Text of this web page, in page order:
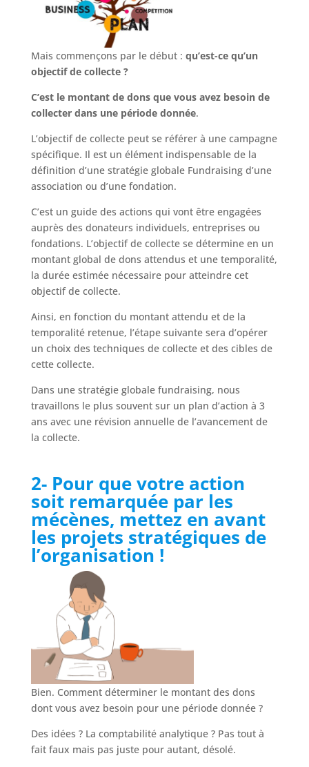
Mais commençons par le début : qu’est-ce qu’un
objectif de collecte ?
C’est le montant de dons que vous avez besoin de
collecter dans une période donnée.
L’objectif de collecte peut se référer à une campagne
spécifique. Il est un élément indispensable de la
définition d’une stratégie globale Fundraising d’une
association ou d’une fondation.
C’est un guide des actions qui vont être engagées
auprès des donateurs individuels, entreprises ou
fondations. L’objectif de collecte se détermine en un
montant global de dons attendus et une temporalité,
la durée estimée nécessaire pour atteindre cet
objectif de collecte.
Ainsi, en fonction du montant attendu et de la
temporalité retenue, l’étape suivante sera d’opérer
un choix des techniques de collecte et des cibles de
cette collecte.
Dans une stratégie globale fundraising, nous
travaillons le plus souvent sur un plan d’action à 3
ans avec une révision annuelle de l’avancement de
la collecte.
2- Pour que votre action
soit remarquée par les
mécènes, mettez en avant
les projets stratégiques de
l’organisation !
Bien. Comment déterminer le montant des dons
dont vous avez besoin pour une période donnée ?
Des idées ? La comptabilité analytique ? Pas tout à
fait faux mais pas juste pour autant, désolé.